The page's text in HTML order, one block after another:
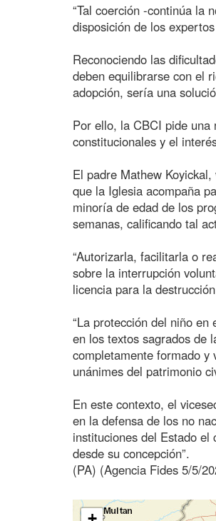
“Tal coerción -continúa la
disposición de los
Reconociendo las
deben equilibrarse con el
adopción, sería una
Por ello, la CBCI pide
constitucionales y el
El padre Mathew
que la Iglesia acompaña
minoría de edad de los
semanas, calificando tal
“Autorizarla, facilitarla o
sobre la interrupción
licencia para la
“La protección del niño
en los textos sagrados de
completamente formado y
unánimes del patrimonio
En este contexto, el
en la defensa de los no
instituciones del Estado
desde su concepción”.
(PA) (Agencia Fides 5/5/